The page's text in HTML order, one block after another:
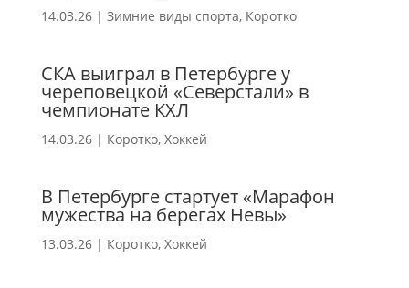
14.03.26| Зимние виды спорта, Коротко
СКА выиграл в Петербурге у
череповецкой «Северстали» в
чемпионате КХЛ
14.03.26| Коротко, Хоккей
В Петербурге стартует «Марафон
мужества на берегах Невы»
13.03.26| Коротко, Хоккей